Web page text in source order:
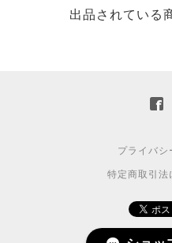
出品されている
プライバシ
特定商取引法